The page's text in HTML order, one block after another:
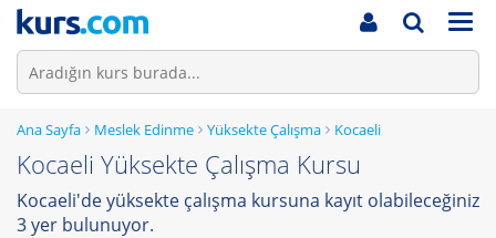
Ana Sayfa Meslek Edinme Yüksekte Çalışma Kocaeli
Kocaeli Yüksekte Çalışma Kursu
Kocaeli'de yüksekte çalışma kursuna kayıt olabileceğiniz
3 yer bulunuyor.